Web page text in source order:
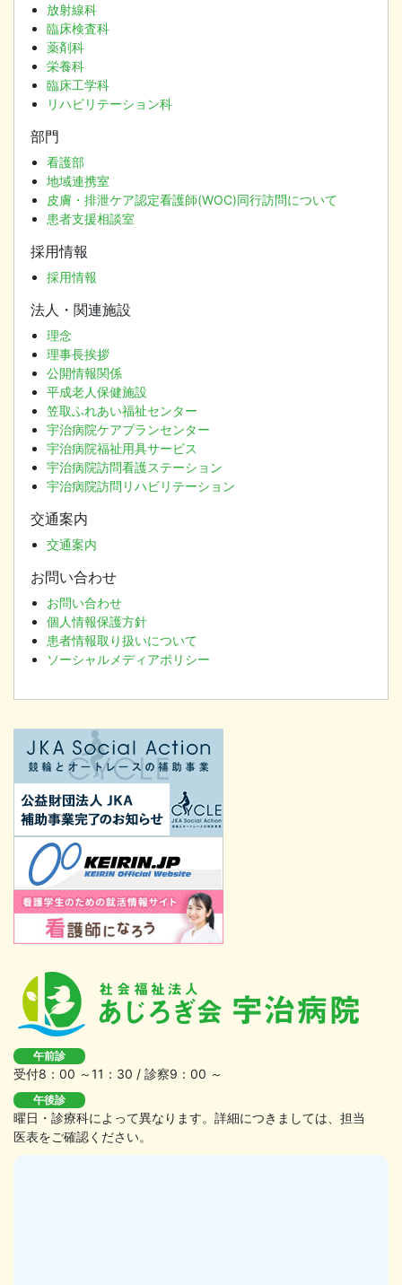
放射線科
臨床検査科
薬剤科
栄養科
臨床工学科
リハビリテーション科
部門
看護部
地域連携室
皮膚・排泄ケア認定看護師(WOC)同行訪問について
患者支援相談室
採用情報
採用情報
法人・関連施設
理念
理事長挨拶
公開情報関係
平成老人保健施設
笠取ふれあい福祉センター
宇治病院ケアプランセンター
宇治病院福祉用具サービス
宇治病院訪問看護ステーション
宇治病院訪問リハビリテーション
交通案内
交通案内
お問い合わせ
お問い合わせ
個人情報保護方針
患者情報取り扱いについて
ソーシャルメディアポリシー
午前診
受付8：00 ～11：30 / 診察9：00 ～
午後診
曜日・診療科によって異なります。詳細につきましては、担当
医表をご確認ください。